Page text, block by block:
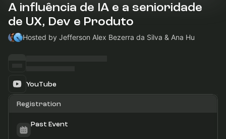
A influência de IA e a senioridade
de UX, Dev e Produto
Hosted by Jefferson Alex Bezerra da Silva & Ana Hu
YouTube
Registration
Past Event